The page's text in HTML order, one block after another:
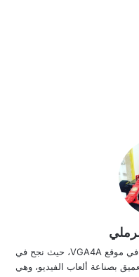
يُعد عبد الرحمن الرملي أحد الأقلام البارزة في موقع VGA4A، حيث نجح في
بصناعة ألعاب الفيديو، وهي